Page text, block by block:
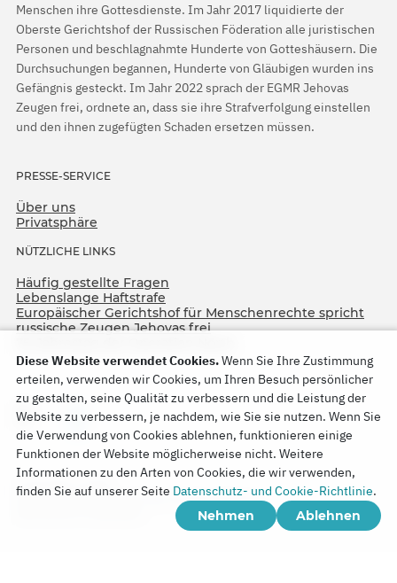
Menschen ihre Gottesdienste. Im Jahr 2017 liquidierte der
Oberste Gerichtshof der Russischen Föderation alle juristischen
Personen und beschlagnahmte Hunderte von Gotteshäusern. Die
Durchsuchungen begannen, Hunderte von Gläubigen wurden ins
Gefängnis gesteckt. Im Jahr 2022 sprach der EGMR Jehovas
Zeugen frei, ordnete an, dass sie ihre Strafverfolgung einstellen
und den ihnen zugefügten Schaden ersetzen müssen.
PRESSE-SERVICE
Über uns
Privatsphäre
NÜTZLICHE LINKS
Häufig gestellte Fragen
Lebenslange Haftstrafe
Europäischer Gerichtshof für Menschenrechte spricht
russische Zeugen Jehovas frei
Copyright © 2026
Watch Tower Bible and Tract Society of Korea.
Diese Website verwendet Cookies.Wenn Sie Ihre Zustimmung
erteilen, verwenden wir Cookies, um Ihren Besuch persönlicher
zu gestalten, seine Qualität zu verbessern und die Leistung der
Website zu verbessern, je nachdem, wie Sie sie nutzen. Wenn Sie
die Verwendung von Cookies ablehnen, funktionieren einige
Funktionen der Website möglicherweise nicht. Weitere
Informationen zu den Arten von Cookies, die wir verwenden,
finden Sie auf unserer Seite Datenschutz- und Cookie-Richtlinie.
Nehmen
Ablehnen